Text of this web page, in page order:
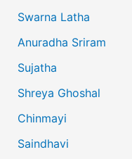
Swarna Latha
Anuradha Sriram
Sujatha
Shreya Ghoshal
Chinmayi
Saindhavi